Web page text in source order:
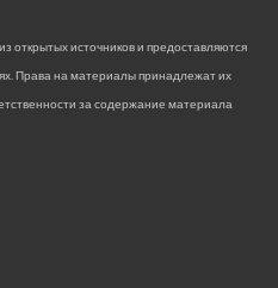
открытых источников и предоставляются
Права на материалы принадлежат их
за содержание материала